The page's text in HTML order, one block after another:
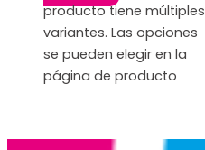
producto tiene múltiples
variantes. Las opciones
se pueden elegir en la
página de producto